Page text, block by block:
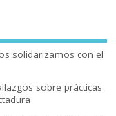
solidarizamos con el
sobre prácticas